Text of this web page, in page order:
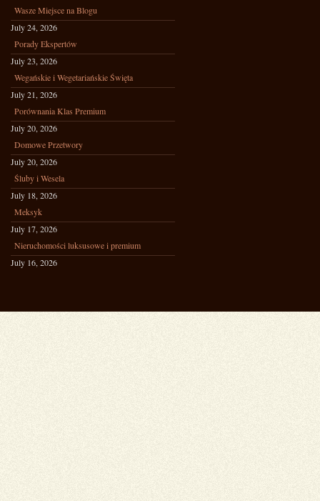
Wasze Miejsce na Blogu
July 24, 2026
Porady Ekspertów
July 23, 2026
Wegańskie i Wegetariańskie Święta
July 21, 2026
Porównania Klas Premium
July 20, 2026
Domowe Przetwory
July 20, 2026
Śluby i Wesela
July 18, 2026
Meksyk
July 17, 2026
Nieruchomości luksusowe i premium
July 16, 2026